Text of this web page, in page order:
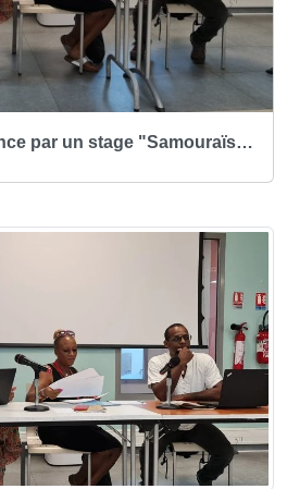
Prévenir la délinquance par un stage "Samouraïs Kréyòl"